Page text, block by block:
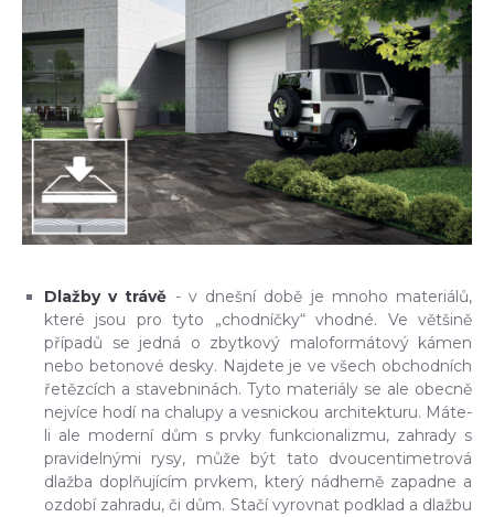
Dlažby v trávě - v dnešní době je mnoho materiálů,
které jsou pro tyto „chodníčky“ vhodné. Ve většině
případů se jedná o zbytkový maloformátový kámen
nebo betonové desky. Najdete je ve všech obchodních
řetězcích a stavebninách. Tyto materiály se ale obecně
nejvíce hodí na chalupy a vesnickou architekturu. Máte-
li ale moderní dům s prvky funkcionalizmu, zahrady s
pravidelnými rysy, může být tato dvoucentimetrová
dlažba doplňujícím prvkem, který nádherně zapadne a
ozdobí zahradu, či dům. Stačí vyrovnat podklad a dlažbu